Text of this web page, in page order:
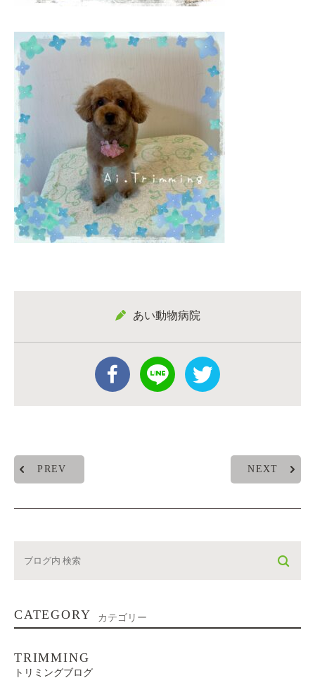
あい動物病院
PREV NEXT
CATEGORY カテゴリー
TRIMMING
トリミングブログ